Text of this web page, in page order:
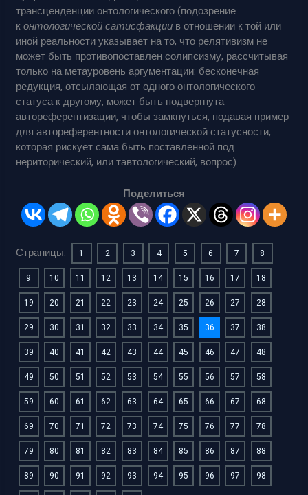
трансценденции онтологического (подозрение
контологической сатисфакции в отношении к той или
иной реальности указывает на то, что релятивизм не
может быть противопоставлен солипсизму, рассчитывая
только на метауровень аргументации: бесконечная
редукция, отсылающая от одного онтологического
статуса к другому, может быть подвергнута
автореферентизации, чтобы замкнуться, подавая пример
для автореферентности онтологической статусности,
которая рискует сама быть поставленной под
нериторический, или тавтологический, вопрос).
Поделиться
Страницы: 1 2 3 4 5 6 7
8
9
10 11 12 13 14 15 16 17
18
19
20 21 22 23 24 25 26 27
28
29
30 31 32 33 34 35 36 37
38
39
40 41 42 43 44 45 46 47
48
49
50 51 52 53 54 55 56 57
58
59
60 61 62 63 64 65 66 67
68
69
70 71 72 73 74 75 76 77
78
79
80 81 82 83 84 85 86 87
88
89
90 91 92 93 94 95 96 97
98